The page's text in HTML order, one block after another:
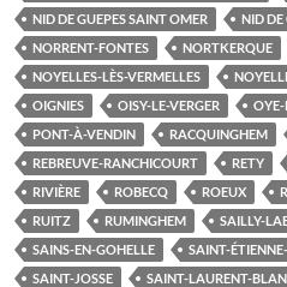
NID DE GUEPES SAINT OMER
NID DE
NORRENT-FONTES
NORTKERQUE
NOYELLES-LÈS-VERMELLES
OIGNIES
OISY-LE-VERGER
PONT-À-VENDIN
RACQUINGHEM
REBREUVE-RANCHICOURT
RETY
RIVIÈRE
ROBECQ ROEUX
RUITZ
RUMINGHEM SAILLY-
SAINS-EN-GOHELLE
SAINT-
SAINT-JOSSE
SAINT-LAURENT-